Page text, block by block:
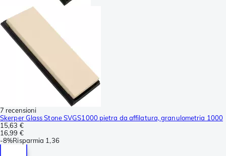
7 recensioni
Skerper Glass Stone SVGS1000 pietra da affilatura, granulometria 1000
15,63 €
16,99 €
-8%Risparmia 1,36